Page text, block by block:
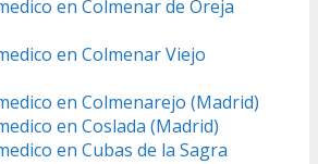
en Colmenar de Oreja
en Colmenar Viejo
en Colmenarejo (Madrid)
en Coslada (Madrid)
en Cubas de la Sagra